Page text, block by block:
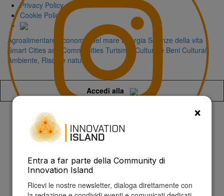
Privacy Policy
Cookie Policy
Agroalimentare Economia del mare Energia Scienze della vita
Smart Cities and Communities Turismo, Cultura e Beni Culturali
Ambiente, Risorse naturali
Accedi alla
Aeroponica- il futuro in
tavola
Ambiente, Risorse naturali - 24/11/2023
×
Entra a far parte della Community di
Innovation Island
Ricevi le nostre newsletter, dialoga direttamente con